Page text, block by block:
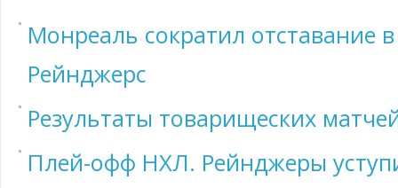
Монреаль сократил отставание
Рейнджерс
Результаты товарищеских
Плей-офф НХЛ. Рейнджеры